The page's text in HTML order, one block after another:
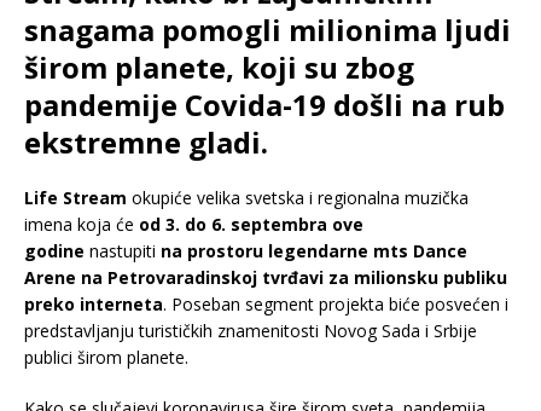
snagama pomogli milionima ljudi
širom planete, koji su zbog
pandemije Covida-19 došli na rub
ekstremne gladi.
Life Stream okupiće velika svetska i regionalna muzička
imena koja će od 3. do 6. septembra ove
godine nastupiti na prostoru legendarne mts Dance
Arene na Petrovaradinskoj tvrđavi za milionsku publiku
preko interneta. Poseban segment projekta biće posvećen i
predstavljanju turističkih znamenitosti Novog Sada i Srbije
publici širom planete.